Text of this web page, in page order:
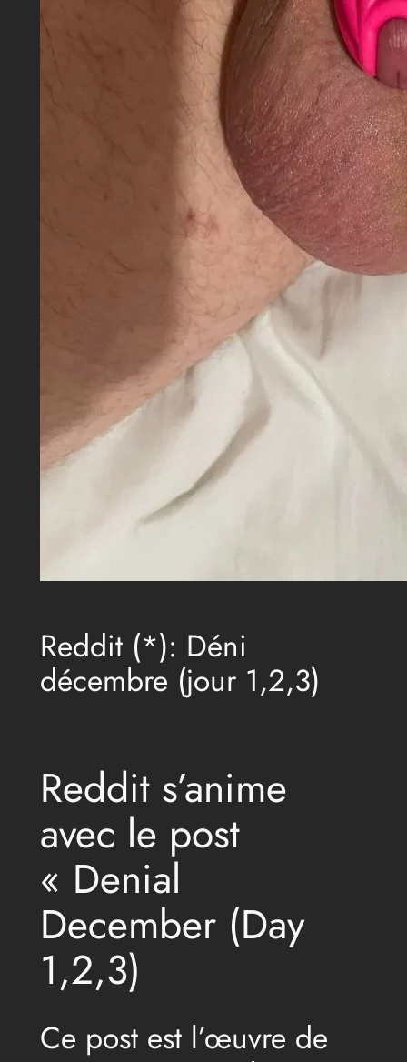
Reddit (*): Déni
décembre (jour 1,2,3)
Reddit s’anime
avec le post
« Denial
December (Day
1,2,3)
Ce post est l’œuvre de